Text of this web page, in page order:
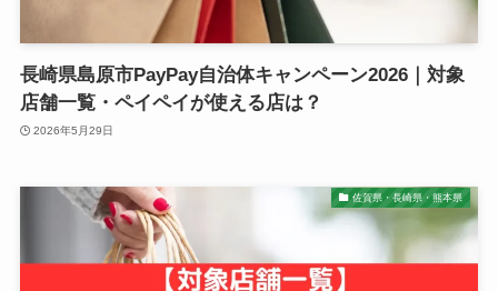
長崎県島原市PayPay自治体キャンペーン2026｜対象
店舗一覧・ペイペイが使える店は？
2026年5月29日
佐賀県・長崎県・熊本県